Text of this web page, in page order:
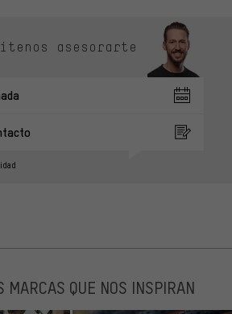
asesorarte
MARCAS QUE NOS INSPIRAN